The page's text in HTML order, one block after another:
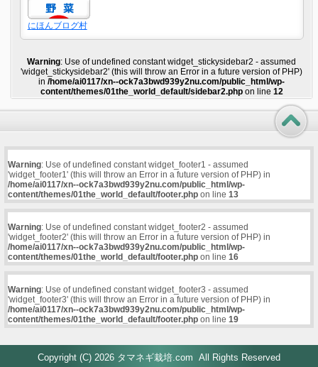
にほんブログ村
Warning: Use of undefined constant widget_stickysidebar2 - assumed
'widget_stickysidebar2' (this will throw an Error in a future version of PHP)
in/home/ai0117/xn--ock7a3bwd939y2nu.com/public_html/wp-
content/themes/01the_world_default/sidebar2.phpon line 12
Warning: Use of undefined constant widget_footer1 - assumed
'widget_footer1' (this will throw an Error in a future version of PHP) in
/home/ai0117/xn--ock7a3bwd939y2nu.com/public_html/wp-
content/themes/01the_world_default/footer.phpon line 13
Warning: Use of undefined constant widget_footer2 - assumed
'widget_footer2' (this will throw an Error in a future version of PHP) in
/home/ai0117/xn--ock7a3bwd939y2nu.com/public_html/wp-
content/themes/01the_world_default/footer.phpon line 16
Warning: Use of undefined constant widget_footer3 - assumed
'widget_footer3' (this will throw an Error in a future version of PHP) in
/home/ai0117/xn--ock7a3bwd939y2nu.com/public_html/wp-
content/themes/01the_world_default/footer.phpon line 19
Copyright (C) 2026 タマネギ栽培.com All Rights Reserved